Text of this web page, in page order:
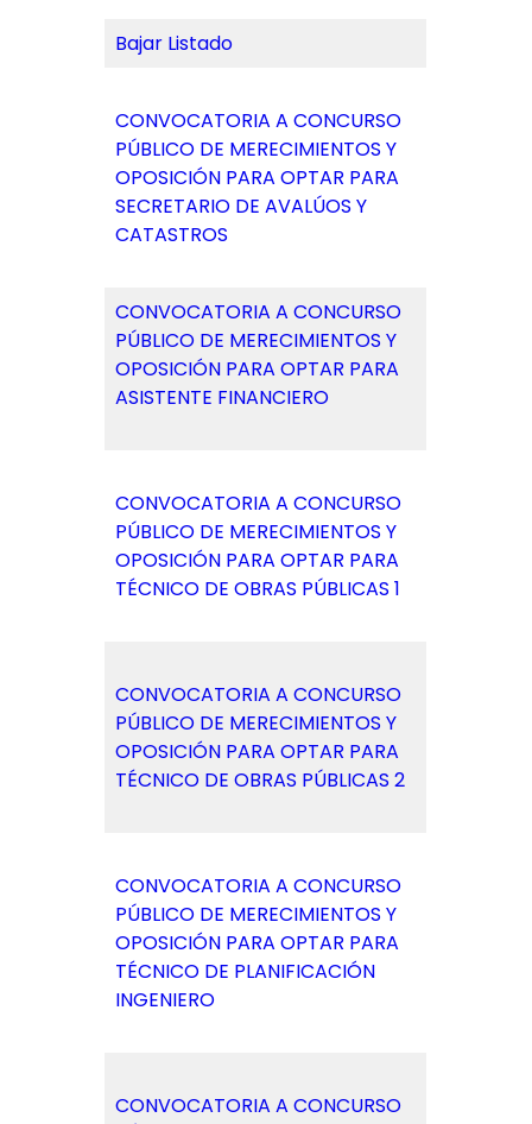
Bajar Listado
CONVOCATORIA A CONCURSO
PÚBLICO DE MERECIMIENTOS Y
OPOSICIÓN PARA OPTAR PARA
SECRETARIO DE AVALÚOS Y
CATASTROS
CONVOCATORIA A CONCURSO
PÚBLICO DE MERECIMIENTOS Y
OPOSICIÓN PARA OPTAR PARA
ASISTENTE FINANCIERO
CONVOCATORIA A CONCURSO
PÚBLICO DE MERECIMIENTOS Y
OPOSICIÓN PARA OPTAR PARA
TÉCNICO DE OBRAS PÚBLICAS 1
CONVOCATORIA A CONCURSO
PÚBLICO DE MERECIMIENTOS Y
OPOSICIÓN PARA OPTAR PARA
TÉCNICO DE OBRAS PÚBLICAS 2
CONVOCATORIA A CONCURSO
PÚBLICO DE MERECIMIENTOS Y
OPOSICIÓN PARA OPTAR PARA
TÉCNICO DE PLANIFICACIÓN
INGENIERO
CONVOCATORIA A CONCURSO